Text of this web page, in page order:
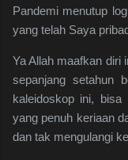
Pandemi menutup
yang telah Saya
Ya Allah maafkan diri
sepanjang setahun
kaleidoskop ini, bisa
yang penuh keriaan
dan tak mengulangi